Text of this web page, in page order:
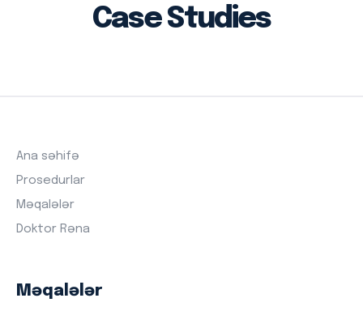
Case Studies
Ana səhifə
Prosedurlar
Məqalələr
Doktor Rəna
Məqalələr